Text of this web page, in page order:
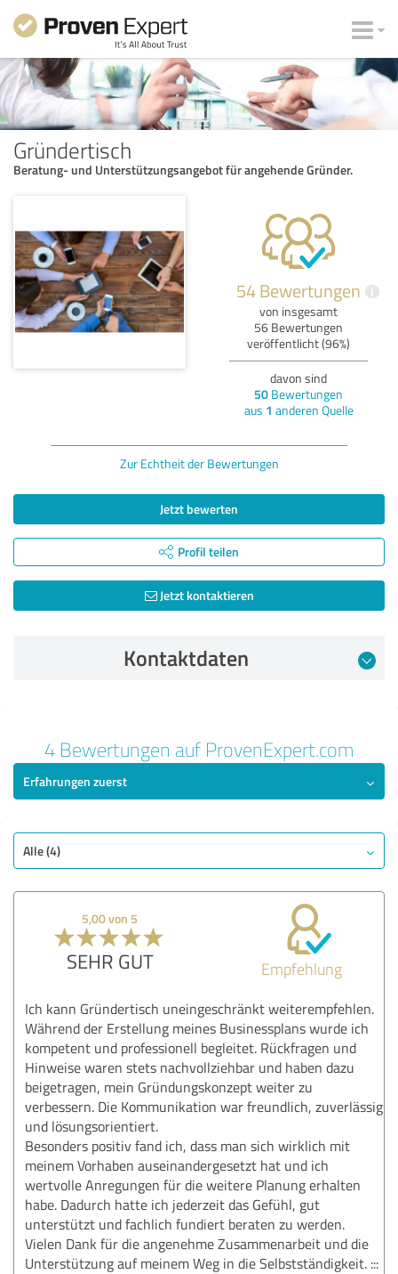
Gründertisch
Beratung‑ und Unterstützungsangebot für angehende Gründer.
54 Bewertungen i
von insgesamt
56 Bewertungen
veröffentlicht (96%)
davon sind
50 Bewertungen
aus 1 anderen Quelle
Zur Echtheit der Bewertungen
Jetzt bewerten
Profil teilen
Jetzt kontaktieren
Kontaktdaten
5,00 von 5
Qualität
Nutzen
Durchführung
Beratung
4 Bewertungen auf ProvenExpert.com
Erfahrungen zuerst
Alle (4)
5,00 von 5
SEHR GUT Empfehlung
Ich kann Gründertisch uneingeschränkt weiterempfehlen.
Während der Erstellung meines Businessplans wurde ich
kompetent und professionell begleitet. Rückfragen und
Hinweise waren stets nachvollziehbar und haben dazu
beigetragen, mein Gründungskonzept weiter zu
verbessern. Die Kommunikation war freundlich, zuverlässig
und lösungsorientiert.
Besonders positiv fand ich, dass man sich wirklich mit
meinem Vorhaben auseinandergesetzt hat und ich
wertvolle Anregungen für die weitere Planung erhalten
habe. Dadurch hatte ich jederzeit das Gefühl, gut
unterstützt und fachlich fundiert beraten zu werden.
Vielen Dank für die angenehme Zusammenarbeit und die
Unterstützung auf meinem Weg in die Selbstständigkeit. :::